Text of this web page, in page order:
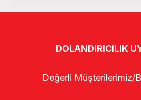
DOLANDIRICILIK
Değerli Müşterilerimiz/